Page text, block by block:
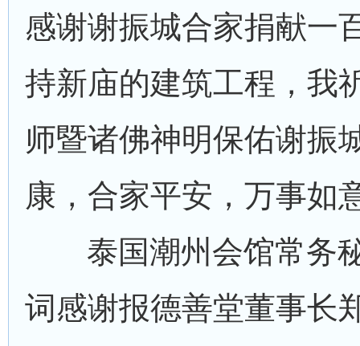
感谢谢振城合家捐献一
持新庙的建筑工程，我
师暨诸佛神明保佑谢振
康，合家平安，万事如
泰国潮州会馆常务
词感谢报德善堂董事长